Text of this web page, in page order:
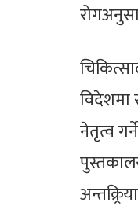
विदेशमा
नेतृत्व